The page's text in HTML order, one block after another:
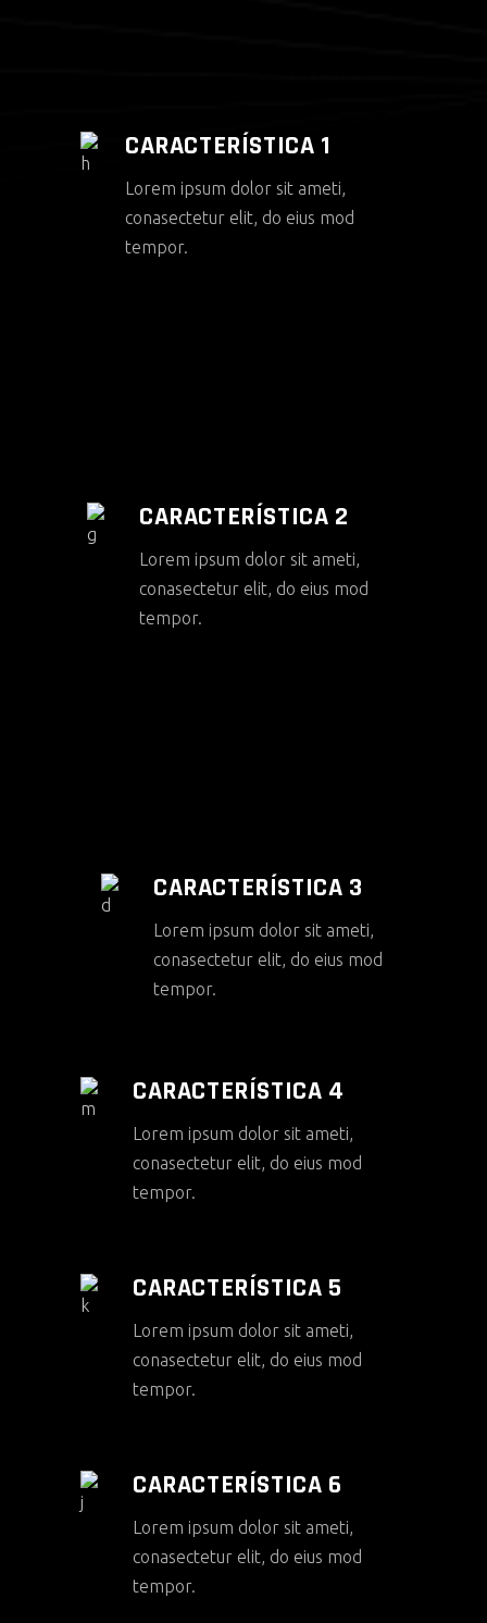
CARACTERÍSTICA 1
Lorem ipsum dolor sit ameti,
conasectetur elit, do eius mod
tempor.
CARACTERÍSTICA 2
Lorem ipsum dolor sit ameti,
conasectetur elit, do eius mod
tempor.
CARACTERÍSTICA 3
Lorem ipsum dolor sit ameti,
conasectetur elit, do eius mod
tempor.
CARACTERÍSTICA 4
Lorem ipsum dolor sit ameti,
conasectetur elit, do eius mod
tempor.
CARACTERÍSTICA 5
Lorem ipsum dolor sit ameti,
conasectetur elit, do eius mod
tempor.
CARACTERÍSTICA 6
Lorem ipsum dolor sit ameti,
conasectetur elit, do eius mod
tempor.